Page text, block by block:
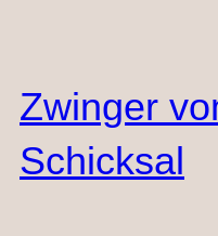
Zwinger
Schicksal